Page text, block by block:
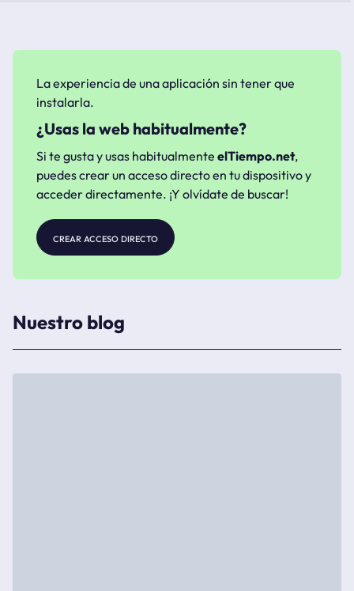
La experiencia de una aplicación sin tener que
instalarla.
¿Usas la web habitualmente?
Si te gusta y usas habitualmente elTiempo.net,
puedes crear un acceso directo en tu dispositivo y
acceder directamente. ¡Y olvídate de buscar!
crear acceso directo
Nuestro blog